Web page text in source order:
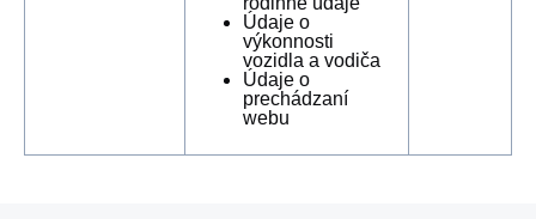
Údaje o
výkonnosti
vozidla a vodiča
Údaje o
prechádzaní
webu